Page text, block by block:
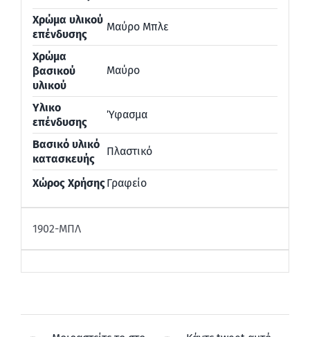
Χρώμα υλικού
επένδυσης
Μαύρο Μπλε
Χρώμα
βασικού
υλικού
Μαύρο
Υλικο
επένδυσης
Ύφασμα
Βασικό υλικό
κατασκευής
Πλαστικό
Χώρος ΧρήσηςΓραφείο
1902-ΜΠΛ